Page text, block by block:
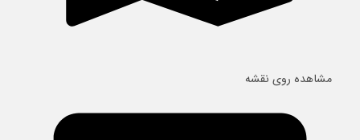
مشاهده روی نقشه